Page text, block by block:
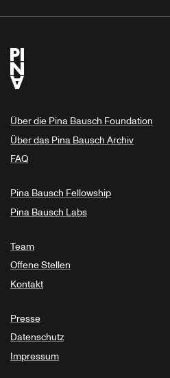
Über die Pina Bausch Foundation
Über das Pina Bausch Archiv
FAQ
Pina Bausch Fellowship
Pina Bausch Labs
Team
Offene Stellen
Kontakt
Presse
Datenschutz
Impressum